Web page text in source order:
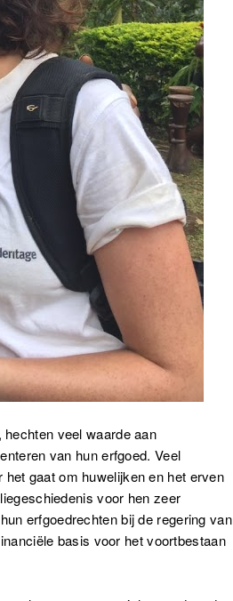
veel waarde aan
van hun erfgoed. Veel
gaat om huwelijken en het erven
voor hen zeer
erfgoedrechten bij de regering van
basis voor het voortbestaan